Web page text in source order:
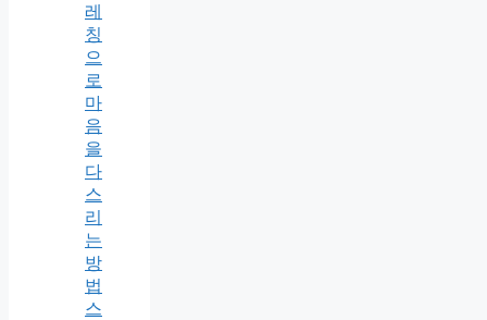
레
칭
으
로
마
음
을
다
스
리
는
방
법
스